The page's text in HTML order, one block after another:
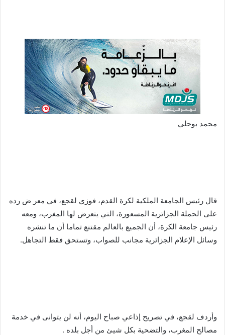
محمد بوحلي
قال رئيس الجامعة الملكية لكرة القدم، فوزي لقجع، في معر ض رده
على الحملة الجزائرية المسعورة، التي يتعرض لها المغرب، ومعه
رئيس جامعة الكرة، أن الجميع بالعالم مقتنع تماما أن ما تنشره
وسائل الإعلام الجزائرية مجانب للصواب، وتستحق فقط التجاهل.
وأردف لقجع، في تصريح إذاعي صباح اليوم، أنه لن يتوانى في خدمة
مصالح المغرب، والتضحية بكل شيئ من أجل بلده .